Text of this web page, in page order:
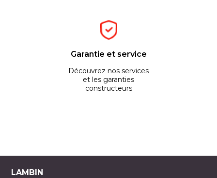
Garantie et service
Découvrez nos services
et les garanties
constructeurs
LAMBIN